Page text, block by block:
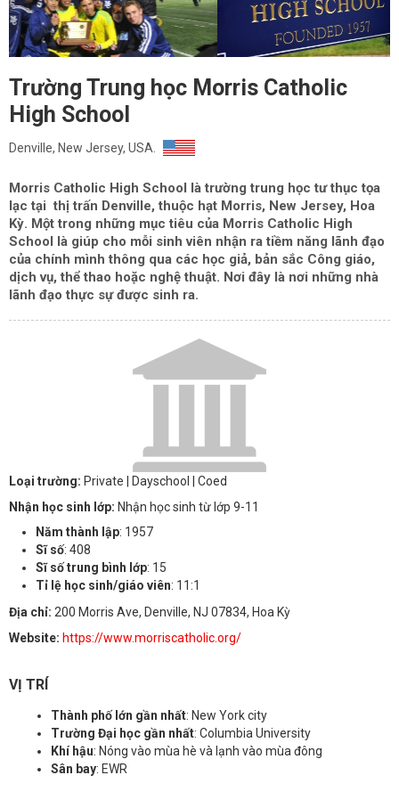
Trường Trung học Morris Catholic
High School
Denville, New Jersey, USA.
Morris Catholic High School là trường trung học tư thục tọa
lạc tại thị trấn Denville, thuộc hạt Morris, New Jersey, Hoa
Kỳ. Một trong những mục tiêu của Morris Catholic High
School là giúp cho mỗi sinh viên nhận ra tiềm năng lãnh đạo
của chính mình thông qua các học giả, bản sắc Công giáo,
dịch vụ, thể thao hoặc nghệ thuật. Nơi đây là nơi những nhà
lãnh đạo thực sự được sinh ra.
Loại trường: Private | Dayschool
| Coed
Nhận học sinh lớp: Nhận học sinh từ lớp 9-11
Năm thành lập: 1957
Sĩ số: 408
Sĩ số trung bình lớp: 15
Tỉ lệ học sinh/giáo viên: 11:1
Địa chỉ: 200 Morris Ave, Denville, NJ 07834, Hoa Kỳ
Website: https://www.morriscatholic.org/
VỊ TRÍ
Thành phố lớn gần nhất: New York city
Trường Đại học gần nhất: Columbia University
Khí hậu: Nóng vào mùa hè và lạnh vào mùa đông
Sân bay: EWR